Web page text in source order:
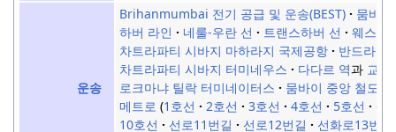
운송
Brihanmumbai 전기 공급 및 운송(BEST)
뭄바
하버 라인
네룰-우란 선 트랜스하버 선
웨스턴
차트라파티 시바지 마하라지 국제공항
반드라 터
차트라파티 시바지 터미네우스
다다르 역과 교외
로크마냐 틸락 터미네이터스
뭄바이 중앙 철도역
메트로 1호선 2호선 3호선 4호선 5호선
6
10호선
선로11번길 선로12번길 선화로13번길